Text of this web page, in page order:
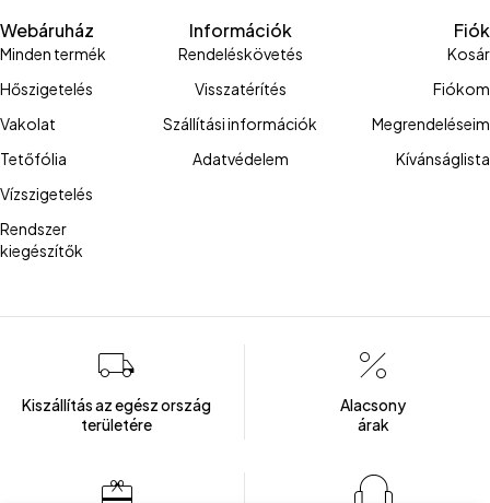
Webáruház
Minden termék
Hőszigetelés
Vakolat
Tetőfólia
Vízszigetelés
Rendszer
kiegészítők
Információk
Rendeléskövetés
Visszatérítés
Szállítási információk
Adatvédelem
Fiók
Kosár
Fiókom
Megrendeléseim
Kívánságlista
Kiszállítás az egész ország
területére
Alacsony
árak